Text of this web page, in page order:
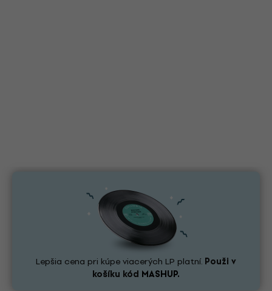
Lepšia cena pri kúpe viacerých LP platní. Použi v
košíku kód MASHUP.